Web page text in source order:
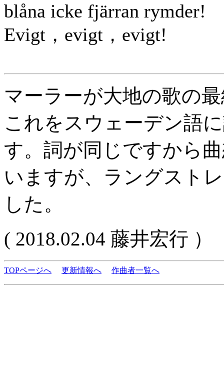
blåna icke fjärran rymder!
Evigt，evigt，evigt!
マーラーが大地の歌の
これをスウェーデン語
す。詞が同じですから
いますが、ラングスト
した。
( 2018.02.04 藤井宏行 ）
TOPページへ 更新情報へ 作曲者一覧へ